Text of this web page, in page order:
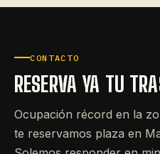
CONTACTO
RESERVA YA TU
Ocupación récord en la
te reservamos plaza en